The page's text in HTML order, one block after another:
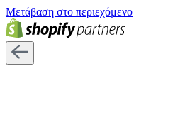
Μετάβαση στο περιεχόμενο